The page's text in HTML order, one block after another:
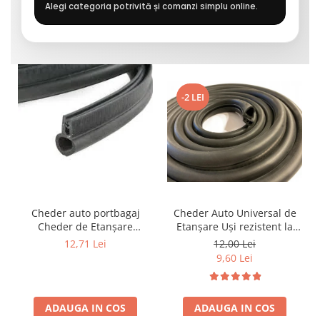
Alegi categoria potrivită și comanzi simplu online.
Cheder auto portbagaj
Cheder de Etanșare
Profesional din Cauciuc -
Liniar
12,71 Lei
ADAUGA IN COS
-2 LEI
Cheder Auto Universal de
Etanșare Uși rezistent la
intemperii, raze UV,
îmbătrânire și temperaturi
extreme
12,00 Lei
9,60 Lei
ADAUGA IN COS